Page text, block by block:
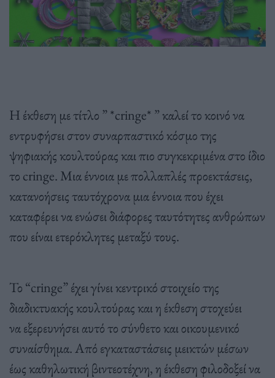
Η έκθεση με τίτλο ” *cringe* ” καλεί το κοινό να
εντρυφήσει στον συναρπαστικό κόσμο της
ψηφιακής κουλτούρας και πιο συγκεκριμένα στο ίδιο
το cringe. Μια έννοια με πολλαπλές προεκτάσεις,
κατανοήσεις ταυτόχρονα μια έννοια που έχει
καταφέρει να ενώσει διάφορες ταυτότητες ανθρώπων
που είναι ετερόκλητες μεταξύ τους.
Το “cringe” έχει γίνει κεντρικό στοιχείο της
διαδικτυακής κουλτούρας και η έκθεση στοχεύει
να εξερευνήσει αυτό το σύνθετο και οικουμενικό
συναίσθημα. Από εγκαταστάσεις μεικτών μέσων
έως καθηλωτική βιντεοτέχνη, η έκθεση φιλοδοξεί να